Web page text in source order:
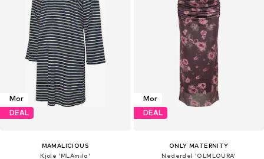
Mor
DEAL
MAMALICIOUS
Kjole 'MLAmila'
Mor
DEAL
ONLY MATERNITY
Nederdel 'OLMLOURA'